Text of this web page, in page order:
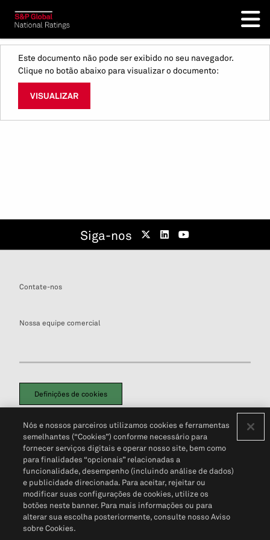
Este documento não pode ser exibido no seu navegador.
Clique no botão abaixo para visualizar o documento:
VISUALIZAR
Siga-nos
Contate-nos
Nossa equipe comercial
Definições de cookies
Política de PrivacidadePortal de privacidade do cliente (em inglês)
Não Venda Minhas Informações Pessoais© 2026 S&P Global
Nós e nossos parceiros utilizamos cookies e ferramentas
semelhantes (“Cookies”) conforme necessário para
fornecer serviços digitais e operar nosso site, bem como
para finalidades “opcionais” relacionadas a
funcionalidade, desempenho (incluindo análise de dados)
e publicidade direcionada. Para aceitar, rejeitar ou
modificar suas configurações de cookies, utilize os
botões neste banner. Para mais informações ou para
alterar sua escolha posteriormente, consulte nosso Aviso
sobre Cookies.